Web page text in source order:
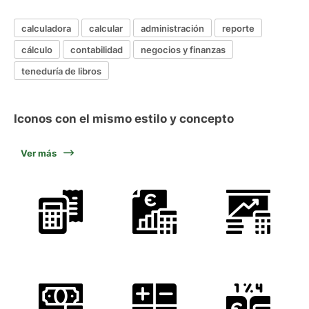
calculadora calcular administración
reporte
cálculo
contabilidad
negocios y finanzas
teneduría de libros
Iconos con el mismo estilo y concepto
Ver más